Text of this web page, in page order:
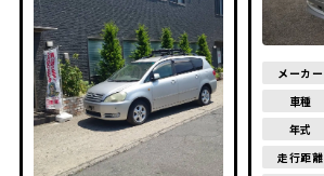
メーカー
車種
年式
走行距離